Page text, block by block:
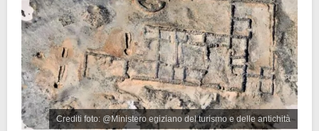
Crediti foto: @Ministero egiziano del turismo e delle antichità